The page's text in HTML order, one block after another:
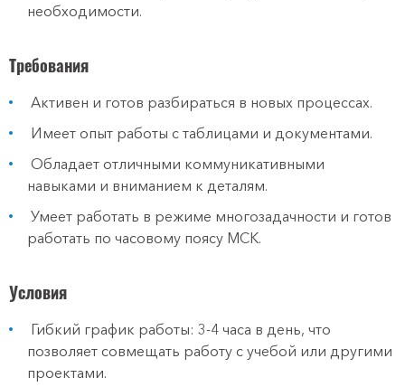
необходимости.
Требования
Активен и готов разбираться в новых процессах.
Имеет опыт работы с таблицами и документами.
Обладает отличными коммуникативными
навыками и вниманием к деталям.
Умеет работать в режиме многозадачности и готов
работать по часовому поясу МСК.
Условия
Гибкий график работы: 3-4 часа в день, что
позволяет совмещать работу с учебой или другими
проектами.